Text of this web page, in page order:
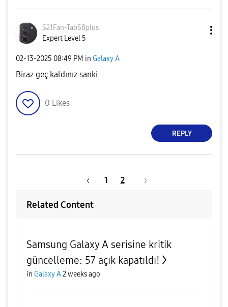
S21Fan-TabS8plus
Expert Level 5
‎02-13-2025 08:49 PM in Galaxy A
Biraz geç kaldınız sanki
0 Likes
REPLY
1 2
Related Content
Samsung Galaxy A serisine kritik
güncelleme: 57 açık kapatıldı!
in Galaxy A2 weeks ago